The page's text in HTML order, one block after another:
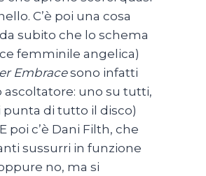
C’è poi una cosa
subito che lo schema
femminile angelica)
Embracesono infatti
uno su tutti,
punta di tutto il disco)
c’è Dani Filth, che
sussurri in funzione
no, ma si